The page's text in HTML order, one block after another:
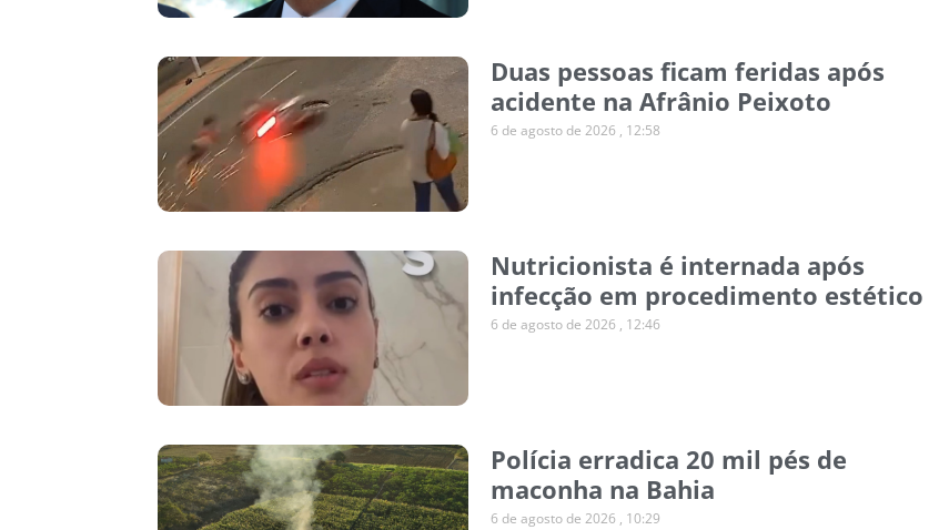
Duas pessoas ficam feridas após
acidente na Afrânio Peixoto
6 de agosto de 2026 12:58
Nutricionista é internada após
infecção em procedimento estético
6 de agosto de 2026 12:46
Polícia erradica 20 mil pés de
maconha na Bahia
6 de agosto de 2026 10:29